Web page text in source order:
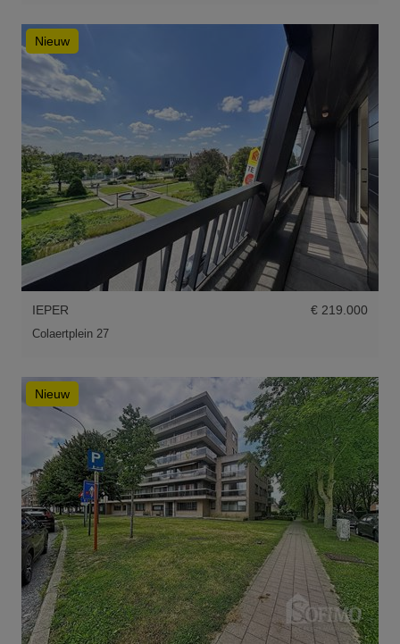
Nieuw
IEPER € 219.000
Colaertplein 27
Nieuw